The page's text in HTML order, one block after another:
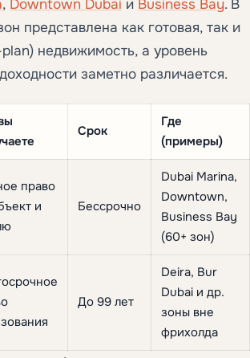
, Downtown Dubai и Business Bay. В
представлена как готовая, так и
недвижимость, а уровень
заметно различается.
Срок
Где
(примеры)
право
и
Бессрочно
Dubai Marina,
Downtown,
Business Bay
(60+ зон)
До 99 лет
Deira, Bur
Dubai и др.
зоны вне
фрихолда